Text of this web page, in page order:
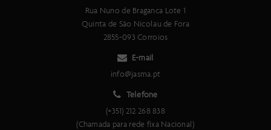
Rua Nuno de Braganca Lote 1
Quinta de São Nicolau de Fora
2855-093 Corroios
E-mail
info@jasma.pt
Telefone
(+351) 212 268 838
(Chamada para rede fixa Nacional)